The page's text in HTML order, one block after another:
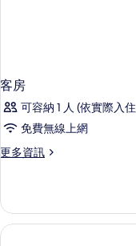
客房
可容納 1 人 (依實際入
免費無線上網
更多資訊
更
的
詳
情